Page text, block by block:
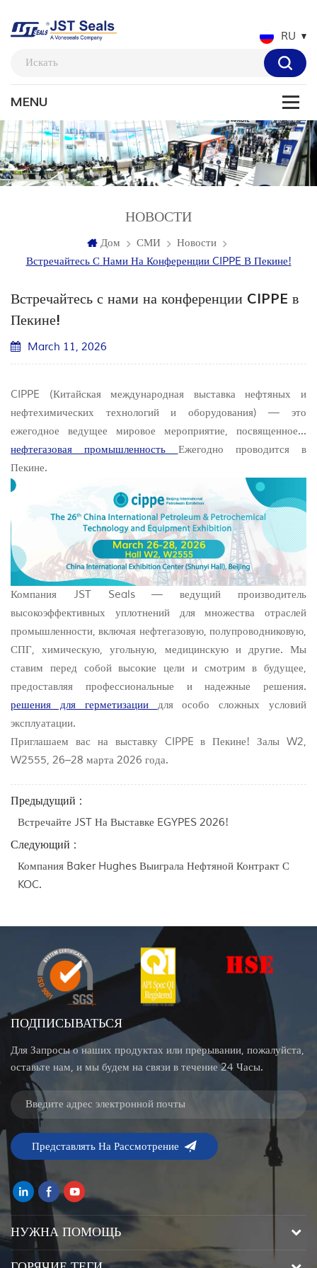
RU
НОВОСТИ
Дом СМИ
Новости
Встречайтесь С Нами На Конференции CIPPE В Пекине!
Встречайтесь с нами на конференции CIPPE в
Пекине!
March 11, 2026
CIPPE (Китайская международная выставка нефтяных и
нефтехимических технологий и оборудования) — это
ежегодное ведущее мировое мероприятие, посвященное...
нефтегазовая промышленность Ежегодно проводится в
Пекине.
Компания JST Seals — ведущий производитель
высокоэффективных уплотнений для множества отраслей
промышленности, включая нефтегазовую, полупроводниковую,
СПГ, химическую, угольную, медицинскую и другие. Мы
ставим перед собой высокие цели и смотрим в будущее,
предоставляя профессиональные и надежные решения.
решения для герметизации для особо сложных условий
эксплуатации.
Приглашаем вас на выставку CIPPE в Пекине! Залы W2,
W2555, 26–28 марта 2026 года.
Предыдущий :
Встречайте JST На Выставке EGYPES 2026!
Следующий :
Компания Baker Hughes Выиграла Нефтяной Контракт С
KOC.
ПОДПИСЫВАТЬСЯ
Для Запросы о наших продуктах или прерывании, пожалуйста,
оставьте нам, и мы будем на связи в течение 24 Часы.
НУЖНА ПОМОЩЬ